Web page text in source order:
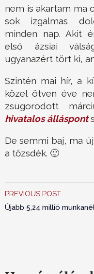
nem is akartam ma
sok izgalmas
minden nap. Akit
első ázsiai
ugyanazért tört ki,
Szintén mai hír, a
közel ötven éve
zsugorodott
hivatalos álláspont
De semmi baj, ma
a tőzsdék. 🙂
PREVIOUS POST
Újabb 5,24 millió